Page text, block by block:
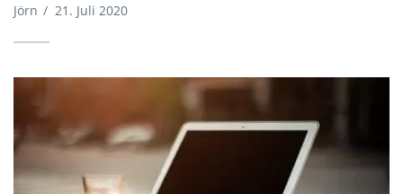
Jörn / 21. Juli 2020